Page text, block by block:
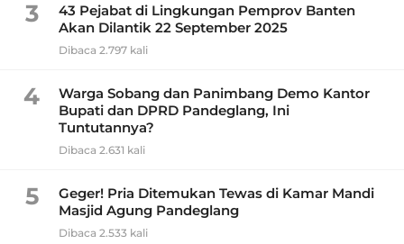
3
43 Pejabat di Lingkungan Pemprov Banten
Akan Dilantik 22 September 2025
Dibaca 2.797 kali
4
Warga Sobang dan Panimbang Demo Kantor
Bupati dan DPRD Pandeglang, Ini
Tuntutannya?
Dibaca 2.631 kali
5
Geger! Pria Ditemukan Tewas di Kamar Mandi
Masjid Agung Pandeglang
Dibaca 2.533 kali